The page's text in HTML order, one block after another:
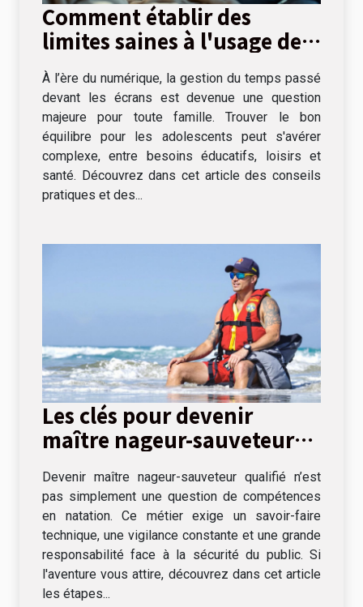
Comment établir des
limites saines à l'usage des
écrans pour les adolescents
?
À l’ère du numérique, la gestion du temps passé
devant les écrans est devenue une question
majeure pour toute famille. Trouver le bon
équilibre pour les adolescents peut s'avérer
complexe, entre besoins éducatifs, loisirs et
santé. Découvrez dans cet article des conseils
pratiques et des...
Les clés pour devenir
maître nageur-sauveteur
qualifié
Devenir maître nageur-sauveteur qualifié n’est
pas simplement une question de compétences
en natation. Ce métier exige un savoir-faire
technique, une vigilance constante et une grande
responsabilité face à la sécurité du public. Si
l'aventure vous attire, découvrez dans cet article
les étapes...